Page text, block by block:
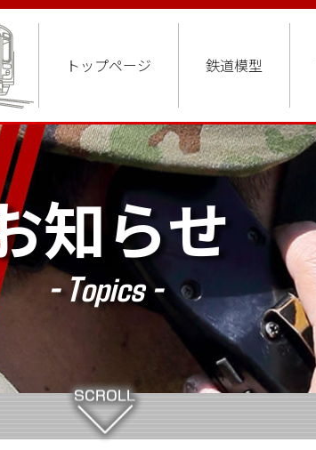
トップページ 鉄道模型
知らせ
- Topics -